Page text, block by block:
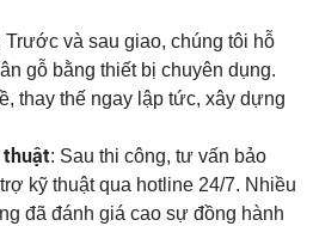
Trước và sau giao, chúng tôi hỗ
gỗ bằng thiết bị chuyên dụng.
thay thế ngay lập tức, xây dựng
thuật: Sau thi công, tư vấn bảo
kỹ thuật qua hotline 24/7. Nhiều
đã đánh giá cao sự đồng hành